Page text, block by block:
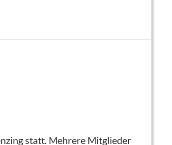
statt. Mehrere Mitglieder